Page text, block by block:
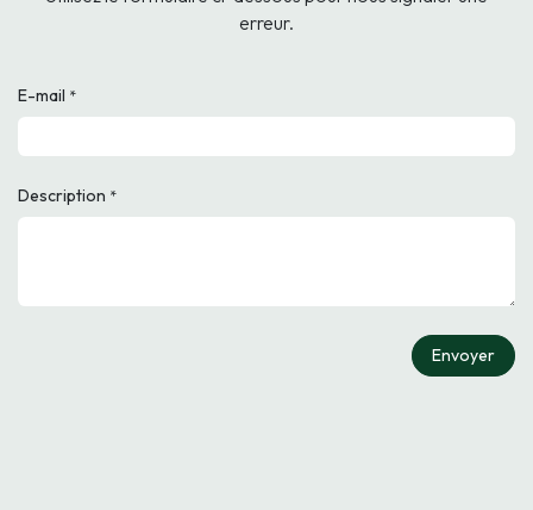
erreur.
E-mail *
Description *
Envoyer